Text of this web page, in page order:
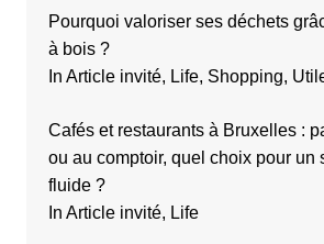
Pourquoi valoriser ses déchets
à bois ?
In Article invité, Life, Shopping,
Cafés et restaurants à Bruxelles :
ou au comptoir, quel choix pour un
fluide ?
In Article invité, Life